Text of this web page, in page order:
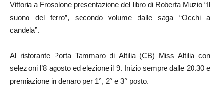
Vittoria a Frosolone presentazione del libro di Roberta Muzio “Il
suono del ferro”, secondo volume dalle saga “Occhi a
candela”.
Al ristorante Porta Tammaro di Altilia (CB) Miss Altilia con
selezioni l’8 agosto ed elezione il 9. Inizio sempre dalle 20.30 e
premiazione in denaro per 1°, 2° e 3° posto.